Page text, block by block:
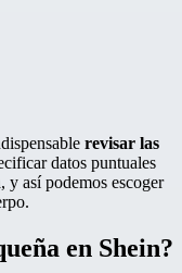
revisar las
datos puntuales
y así podemos escoger
en Shein?